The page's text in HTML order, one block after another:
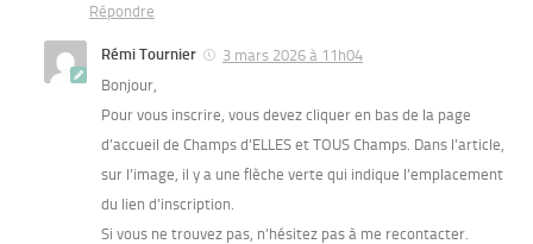
Répondre
Rémi Tournier
3 mars 2026 à 11h04
Bonjour,
Pour vous inscrire, vous devez cliquer en bas de la page
d’accueil de Champs d’ELLES et TOUS Champs. Dans l’article,
sur l’image, il y a une flèche verte qui indique l’emplacement
du lien d’inscription.
Si vous ne trouvez pas, n’hésitez pas à me recontacter.